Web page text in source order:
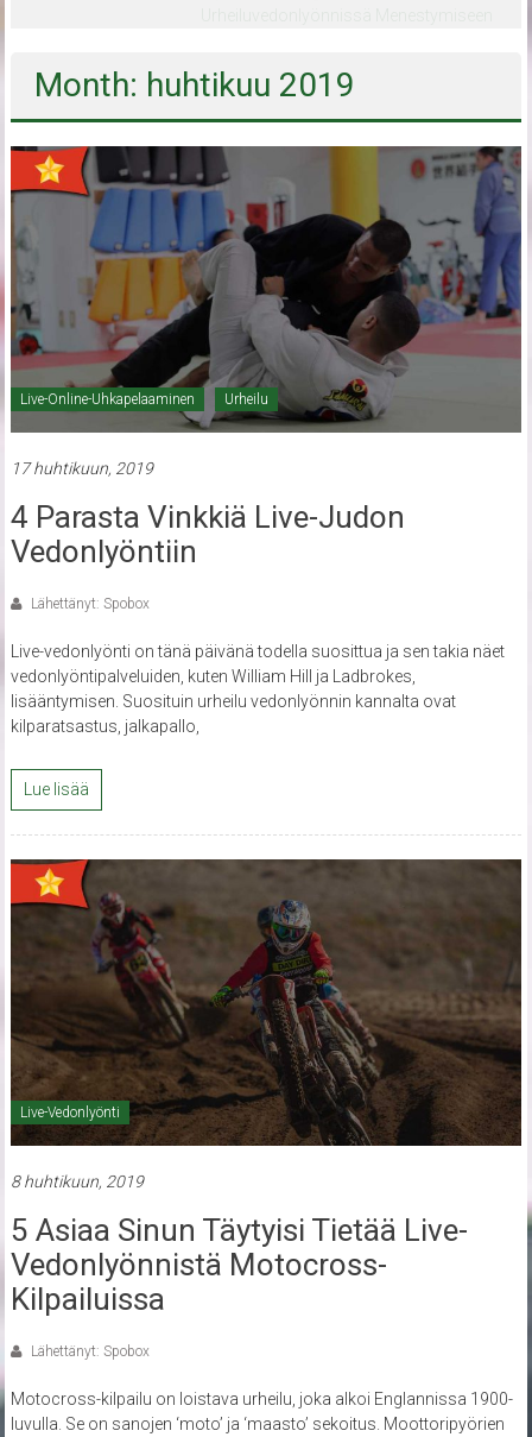
Month: huhtikuu 2019
Live-Online-Uhkapelaaminen Urheilu
17 huhtikuun, 2019
4 Parasta Vinkkiä Live-Judon
Vedonlyöntiin
Lähettänyt: Spobox
Live-vedonlyönti on tänä päivänä todella suosittua ja sen takia näet
vedonlyöntipalveluiden, kuten William Hill ja Ladbrokes,
lisääntymisen. Suosituin urheilu vedonlyönnin kannalta ovat
kilparatsastus, jalkapallo,
Lue lisää
Live-Vedonlyönti
8 huhtikuun, 2019
5 Asiaa Sinun Täytyisi Tietää Live-
Vedonlyönnistä Motocross-
Kilpailuissa
Lähettänyt: Spobox
Motocross-kilpailu on loistava urheilu, joka alkoi Englannissa 1900-
luvulla. Se on sanojen ‘moto’ ja ‘maasto’ sekoitus. Moottoripyörien